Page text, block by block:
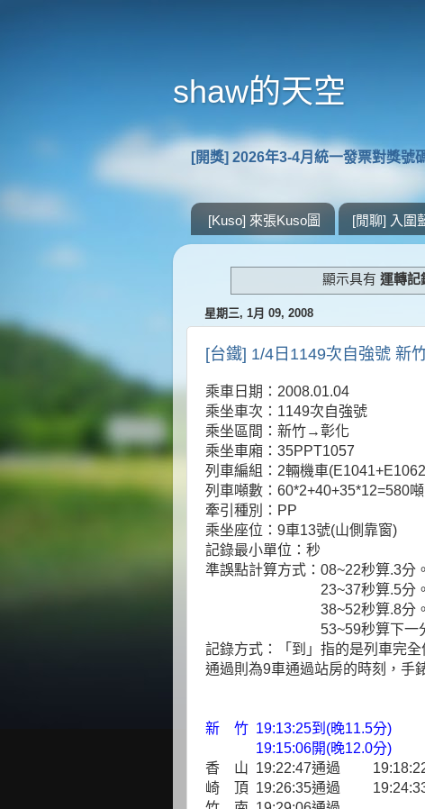
shaw的天空
[開獎] 2026年3-4月統一發票對獎號
[Kuso] 來張Kuso圖 [閒聊] 入圍
顯示具有運轉記
星期三, 1月 09, 2008
[台鐵] 1/4日1149次自強號 新
乘車日期：2008.01.04
乘坐車次：1149次自強號
乘坐區間：新竹→彰化
乘坐車廂：35PPT1057
列車編組：2輛機車
列車噸數：60*2+40+35*12=580噸
牽引種別：PP
乘坐座位：9車13號(山側靠窗)
記錄最小單位：秒
準誤點計算方式：08~22秒算.3分。
23~37秒算.5分。
38~52秒算.8分。
53~59秒算下一分鐘
記錄方式：「到」指的是列車完
通過則為9車通過站房的時刻，手
新 竹 19:13:25到(晚11.5分)
19:15:06開(晚12.0分)
香 山 19:22:47通過 19:18:22
崎 頂 19:26:35通過 19:24:33